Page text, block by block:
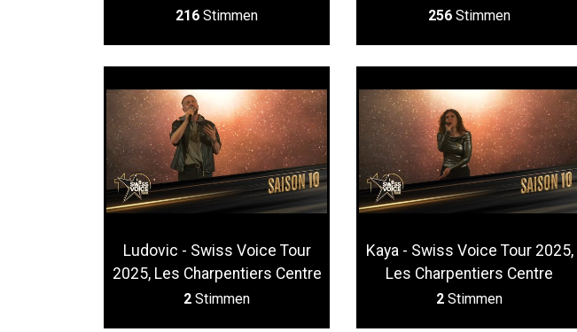
216 Stimmen 256 Stimmen
Ludovic - Swiss Voice Tour
2025, Les Charpentiers Centre
2 Stimmen
Kaya - Swiss Voice Tour 2025,
Les Charpentiers Centre
2 Stimmen